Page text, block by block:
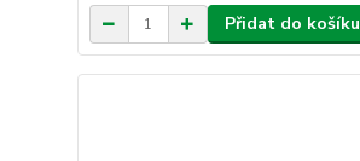
Přidat do košíku